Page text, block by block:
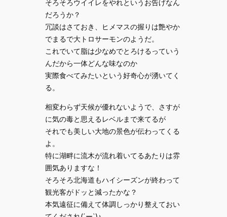
そろそろウイイレをやれというお告げなん
だろうか？
冗談はさておき、ヒメマスの握りは艶やか
でまるで大トロサーモンのようだ。
これでいて脂は少なめでとろけるっていう
んだから一体どんな味なのか
実際食べてみたいという好奇心が湧いてく
る。
相変わらず天候が優れないようで、さすが
に気の毒と思えるレベルまで来てるが
それでも美しい大地の景色が伝わってくる
よ。
特に湖畔に流木が流れ着いてるあたりは雰
囲気ありますな！
そろそろ北海道もハイシーズンが終わって
観光客がドッと減ったかな？
本気遠征に備えて体調しっかり整えておい